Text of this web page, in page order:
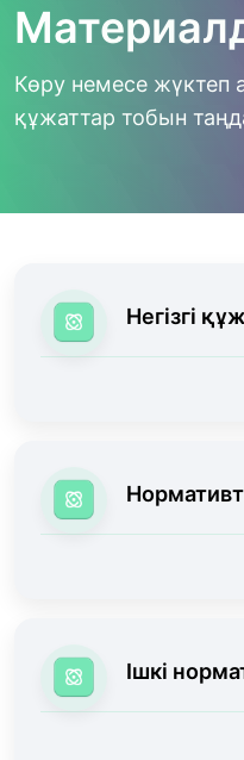
Көру немесе жүктеп
құжаттар тобын
Негізгі
Ішкі